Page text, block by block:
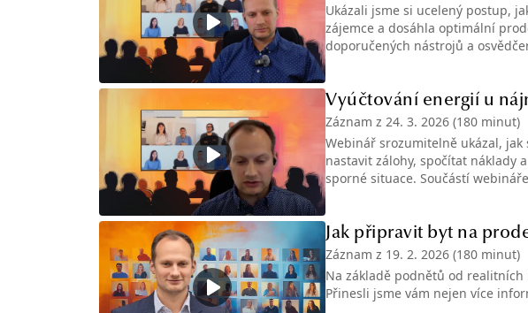
Ukázali jsme si ucelený postup,
zájemce a dosáhla optimální
doporučených nástrojů a
Vyúčtování energií u
Záznam z 24. 3. 2026 (180 minut)
Webinář srozumitelně ukázal,
nastavit zálohy, spočítat náklady
sporné situace. Součástí
Jak připravit byt na
Záznam z 19. 2. 2026 (180 minut)
Na základě podnětů od
Přinesli jsme vám nejen více